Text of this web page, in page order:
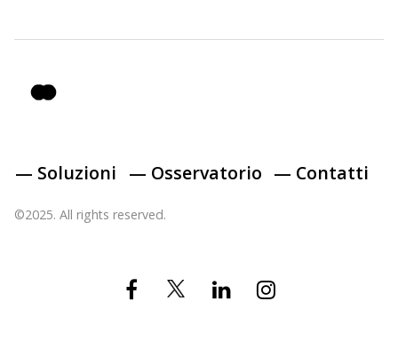
— Soluzioni — Osservatorio — Contatti
©2025. All rights reserved.
Facebook Linkedin